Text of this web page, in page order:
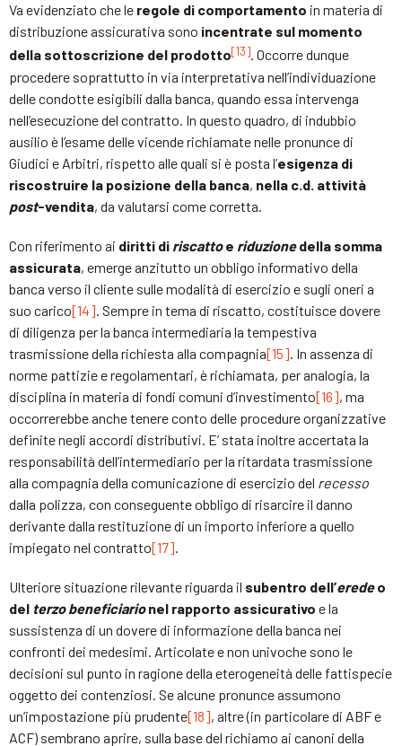
Va evidenziato che le regole di comportamento in materia di
distribuzione assicurativa sono incentrate sul momento
della sottoscrizione del prodotto[13]. Occorre dunque
procedere soprattutto in via interpretativa nell’individuazione
delle condotte esigibili dalla banca, quando essa intervenga
nell’esecuzione del contratto. In questo quadro, di indubbio
ausilio è l’esame delle vicende richiamate nelle pronunce di
Giudici e Arbitri, rispetto alle quali si è posta l’esigenza di
riscostruire la posizione della banca, nella c.d. attività
post-vendita, da valutarsi come corretta.
Con riferimento ai diritti di riscattoe riduzionedella somma
assicurata, emerge anzitutto un obbligo informativo della
banca verso il cliente sulle modalità di esercizio e sugli oneri a
suo carico[14] . Sempre in tema di riscatto, costituisce dovere
di diligenza per la banca intermediaria la tempestiva
trasmissione della richiesta alla compagnia[15] . In assenza di
norme pattizie e regolamentari, è richiamata, per analogia, la
disciplina in materia di fondi comuni d’investimento[16], ma
occorrerebbe anche tenere conto delle procedure organizzative
definite negli accordi distributivi. E’ stata inoltre accertata la
responsabilità dell’intermediario per la ritardata trasmissione
alla compagnia della comunicazione di esercizio del recesso
dalla polizza, con conseguente obbligo di risarcire il danno
derivante dalla restituzione di un importo inferiore a quello
impiegato nel contratto[17]
Ulteriore situazione rilevante riguarda il subentro dell’eredeo
del terzo beneficiarionel rapporto assicurativo e la
sussistenza di un dovere di informazione della banca nei
confronti dei medesimi. Articolate e non univoche sono le
decisioni sul punto in ragione della eterogeneità delle fattispecie
oggetto dei contenziosi. Se alcune pronunce assumono
un’impostazione più prudente[18], altre (in particolare di ABF e
ACF) sembrano aprire, sulla base del richiamo ai canoni della